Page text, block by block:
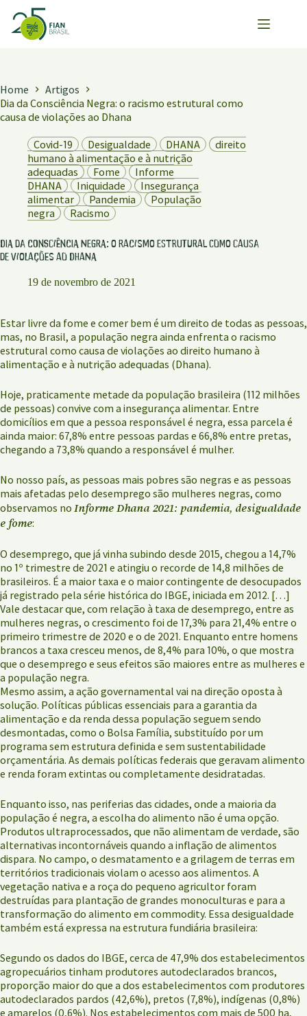
para
Home
Artigos
Dia da Consciência Negra: o racismo estrutural como
causa de violações ao Dhana
Covid-19
Desigualdade DHANA
direito
humano à alimentação e à nutrição
adequadas
Fome
Informe
DHANA
Iniquidade
Insegurança
alimentar
Pandemia
População
negra
Racismo
Dia da Consciência Negra: o racismo estrutural como causa
de violações ao Dhana
19 de novembro de 2021
Estar livre da fome e comer bem é um direito de todas as pessoas,
mas, no Brasil, a população negra ainda enfrenta o racismo
estrutural como causa de violações ao direito humano à
alimentação e à nutrição adequadas (Dhana).
Hoje, praticamente metade da população brasileira (112 milhões
de pessoas) convive com a insegurança alimentar. Entre
domicílios em que a pessoa responsável é negra, essa parcela é
ainda maior: 67,8% entre pessoas pardas e 66,8% entre pretas,
chegando a 73,8% quando a responsável é mulher.
No nosso país, as pessoas mais pobres são negras e as pessoas
mais afetadas pelo desemprego são mulheres negras, como
observamos no Informe Dhana 2021: pandemia, desigualdade
e fome:
O desemprego, que já vinha subindo desde 2015, chegou a 14,7%
no 1º trimestre de 2021 e atingiu o recorde de 14,8 milhões de
brasileiros. É a maior taxa e o maior contingente de desocupados
já registrado pela série histórica do IBGE, iniciada em 2012. […]
Vale destacar que, com relação à taxa de desemprego, entre as
mulheres negras, o crescimento foi de 17,3% para 21,4% entre o
primeiro trimestre de 2020 e o de 2021. Enquanto entre homens
brancos a taxa cresceu menos, de 8,4% para 10%, o que mostra
que o desemprego e seus efeitos são maiores entre as mulheres e
a população negra.
Mesmo assim, a ação governamental vai na direção oposta à
solução. Políticas públicas essenciais para a garantia da
alimentação e da renda dessa população seguem sendo
desmontadas, como o Bolsa Família, substituído por um
programa sem estrutura definida e sem sustentabilidade
orçamentária. As demais políticas federais que geravam alimento
e renda foram extintas ou completamente desidratadas.
Enquanto isso, nas periferias das cidades, onde a maioria da
população é negra, a escolha do alimento não é uma opção.
Produtos ultraprocessados, que não alimentam de verdade, são
alternativas incontornáveis quando a inflação de alimentos
dispara. No campo, o desmatamento e a grilagem de terras em
territórios tradicionais violam o acesso aos alimentos. A
vegetação nativa e a roça do pequeno agricultor foram
destruídas para plantação de grandes monoculturas e para a
transformação do alimento em commodity. Essa desigualdade
também está expressa na estrutura fundiária brasileira:
Segundo os dados do IBGE, cerca de 47,9% dos estabelecimentos
agropecuários tinham produtores autodeclarados brancos,
proporção maior do que a dos estabelecimentos com produtores
autodeclarados pardos (42,6%), pretos (7,8%), indígenas (0,8%)
e amarelos (0,6%). Nos estabelecimentos com mais de 500 ha,